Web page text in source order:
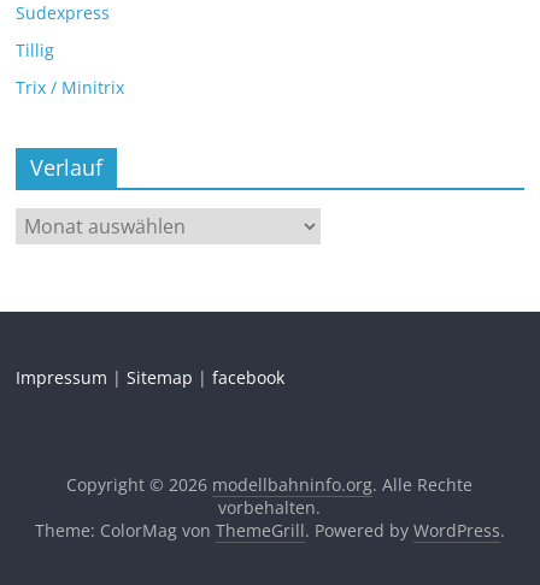
Sudexpress
Tillig
Trix / Minitrix
Verlauf
Impressum |Sitemap |facebook
Copyright © 2026 modellbahninfo.org. Alle Rechte
vorbehalten.
Theme: ColorMag von ThemeGrill. Powered by WordPress.